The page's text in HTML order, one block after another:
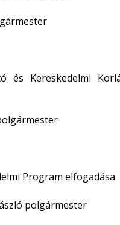
és Kereskedelmi
Program elfogadása
polgármester